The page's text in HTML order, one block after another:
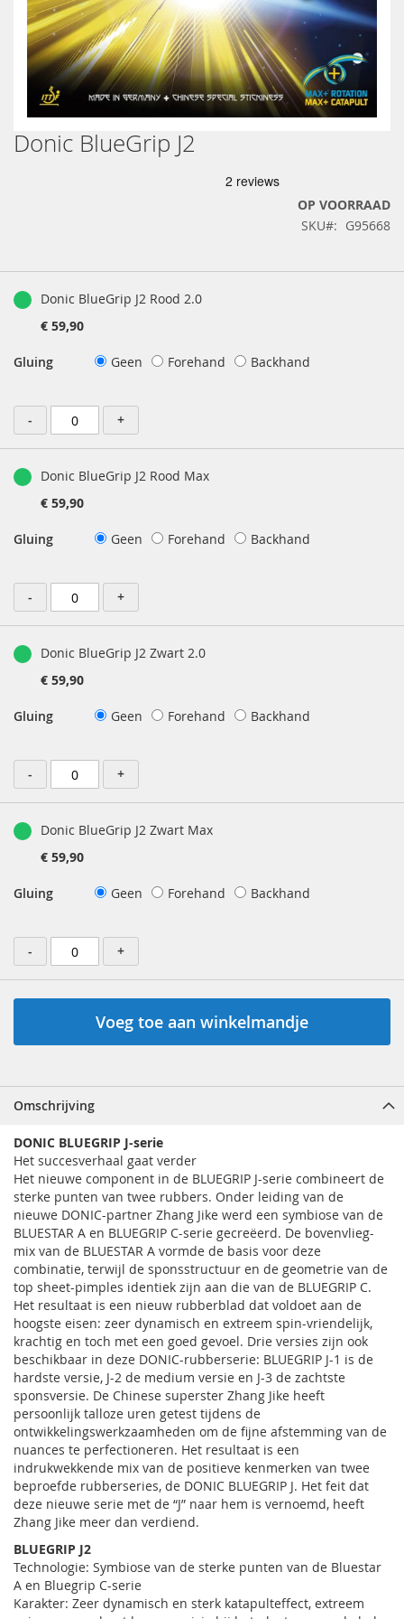
Ga
naar
Donic BlueGrip J2
OP VOORRAAD
SKU
G95668
productartikelen
Donic BlueGrip J2 Rood 2.0
€ 59,90
Gluing Geen Forehand Backhand
- +
Donic BlueGrip J2 Rood Max
€ 59,90
Gluing Geen Forehand Backhand
- +
Donic BlueGrip J2 Zwart 2.0
€ 59,90
Gluing Geen Forehand Backhand
- +
Donic BlueGrip J2 Zwart Max
€ 59,90
Gluing Geen Forehand Backhand
- +
Voeg toe aan winkelmandje
Omschrijving
DONIC BLUEGRIP J-serie
Het succesverhaal gaat verder
Het nieuwe component in de BLUEGRIP J-serie combineert de
sterke punten van twee rubbers. Onder leiding van de
nieuwe DONIC-partner Zhang Jike werd een symbiose van de
BLUESTAR A en BLUEGRIP C-serie gecreëerd. De bovenvlieg-
mix van de BLUESTAR A vormde de basis voor deze
combinatie, terwijl de sponsstructuur en de geometrie van de
top sheet-pimples identiek zijn aan die van de BLUEGRIP C.
Het resultaat is een nieuw rubberblad dat voldoet aan de
hoogste eisen: zeer dynamisch en extreem spin-vriendelijk,
krachtig en toch met een goed gevoel. Drie versies zijn ook
beschikbaar in deze DONIC-rubberserie: BLUEGRIP J-1 is de
hardste versie, J-2 de medium versie en J-3 de zachtste
sponsversie. De Chinese superster Zhang Jike heeft
persoonlijk talloze uren getest tijdens de
ontwikkelingswerkzaamheden om de fijne afstemming van de
nuances te perfectioneren. Het resultaat is een
indrukwekkende mix van de positieve kenmerken van twee
beproefde rubberseries, de DONIC BLUEGRIP J. Het feit dat
deze nieuwe serie met de “J” naar hem is vernoemd, heeft
Zhang Jike meer dan verdiend.
BLUEGRIP J2
Technologie: Symbiose van de sterke punten van de Bluestar
A en Bluegrip C-serie
Karakter: Zeer dynamisch en sterk katapulteffect, extreem